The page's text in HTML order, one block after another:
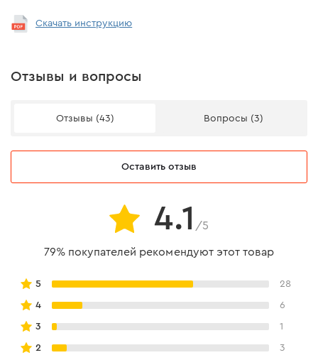
встроенные лезвия для резки провода,
только с медным проводом);
рукоятки выполнены из высококачественного
Скачать инструкцию
Отзывы и вопросы
Отзывы (43) Вопросы (3)
Оставить отзыв
4.1 /5
79% покупателей рекомендуют этот товар
5 28
4 6
3 1
2 3